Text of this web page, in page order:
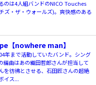
のは4人組バンドのNICO Touches
ズ・ザ・ウォールズ)。爽快感のある
【nowhere man】
年まで活動していたバンド。シング
曲はあの織田哲郎さんが担当して
を彷彿とさせる、石田匠さんの超絶
イス...